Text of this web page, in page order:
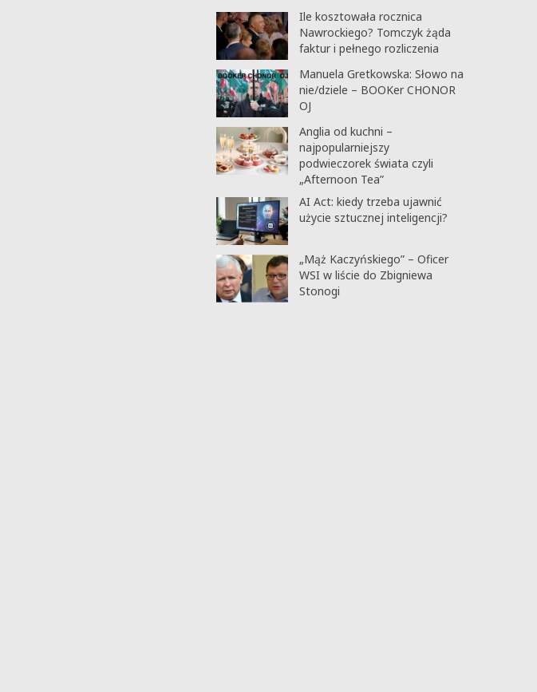
Ile kosztowała rocznica
Nawrockiego? Tomczyk żąda
faktur i pełnego rozliczenia
Manuela Gretkowska: Słowo na
nie/dziele – BOOKer CHONOR
OJ
Anglia od kuchni –
najpopularniejszy
podwieczorek świata czyli
„Afternoon Tea”
AI Act: kiedy trzeba ujawnić
użycie sztucznej inteligencji?
„Mąż Kaczyńskiego” – Oficer
WSI w liście do Zbigniewa
Stonogi